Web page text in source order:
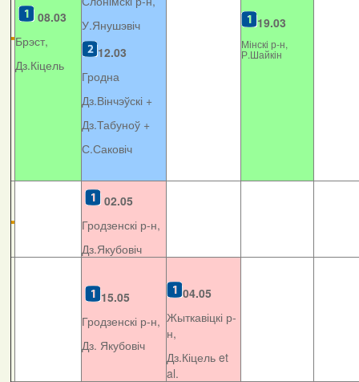
08.03
Брэст,
Дз.Кіцель
У.Янушэвіч
12.03
Гродна
Дз.Вінчэўскі +
Дз.Табуноў +
С.Саковіч
19.03
Мінскі р-н,
Р.Шайкін
02.05
Гродзенскі р-н,
Дз.Якубовіч
15.05
Гродзенскі р-н,
Дз. Якубовіч
04.05
Жыткавіцкі р-
н,
Дз.Кіцель et
al.